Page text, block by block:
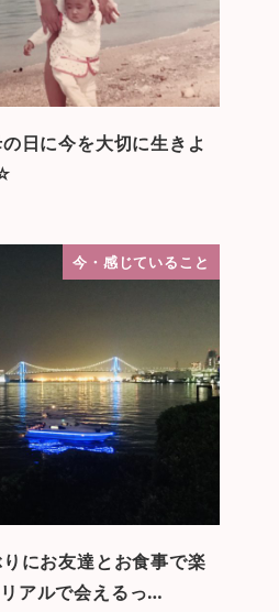
日に今を大切に生きよ
今・感じていること
にお友達とお食事で楽
アルで会えるっ…